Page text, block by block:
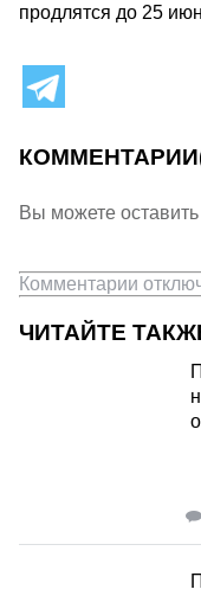
продлятся до 25
КОММЕНТАРИИ
Вы можете
Комментарии
ЧИТАЙТЕ